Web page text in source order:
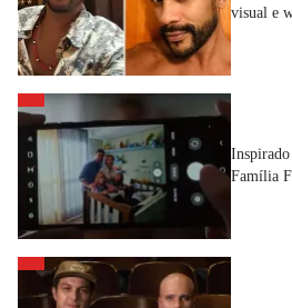
visual e
Família